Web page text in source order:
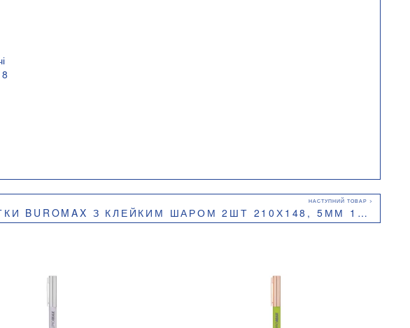
BUROMAX З КЛЕЙКИМ ШАРОМ 2ШТ 210Х148, 5ММ 100 ЛИСТІВ ВР-BM.2813